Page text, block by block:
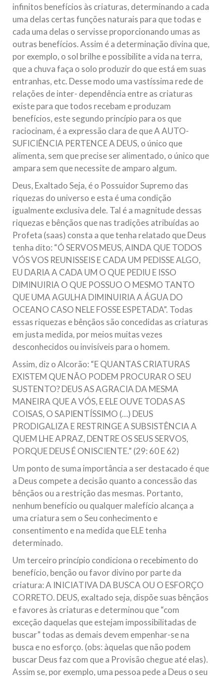
infinitos benefícios às criaturas, determinando a cada
uma delas certas funções naturais para que todas e
cada uma delas o servisse proporcionando umas as
outras benefícios. Assim é a determinação divina que,
por exemplo, o sol brilhe e possibilite a vida na terra,
que a chuva faça o solo produzir do que está em suas
entranhas, etc. Desse modo uma vastíssima rede de
relações de inter- dependência entre as criaturas
existe para que todos recebam e produzam
benefícios, este segundo princípio para os que
raciocinam, é a expressão clara de que A AUTO-
SUFICIÊNCIA PERTENCE A DEUS, o único que
alimenta, sem que precise ser alimentado, o único que
ampara sem que necessite de amparo algum.
Deus, Exaltado Seja, é o Possuidor Supremo das
riquezas do universo e esta é uma condição
igualmente exclusiva dele. Tal é a magnitude dessas
riquezas e bênçãos que nas tradições atribuídas ao
Profeta (saas) consta a que tenha relatado que Deus
tenha dito: “Ó SERVOS MEUS, AINDA QUE TODOS
VÓS VOS REUNISSEIS E CADA UM PEDISSE ALGO,
EU DARIA A CADA UM O QUE PEDIU E ISSO
DIMINUIRIA O QUE POSSUO O MESMO TANTO
QUE UMA AGULHA DIMINUIRIA A ÁGUA DO
OCEANO CASO NELE FOSSE ESPETADA”. Todas
essas riquezas e bênçãos são concedidas as criaturas
em justa medida, por meios muitas vezes
desconhecidos ou invisíveis para o homem.
Assim, diz o Alcorão: “E QUANTAS CRIATURAS
EXISTEM QUE NÃO PODEM PROCURAR O SEU
SUSTENTO? DEUS AS AGRACIA DA MESMA
MANEIRA QUE A VÓS, E ELE OUVE TODAS AS
COISAS, O SAPIENTÍSSIMO (…) DEUS
PRODIGALIZA E RESTRINGE A SUBSISTÊNCIA A
QUEM LHE APRAZ, DENTRE OS SEUS SERVOS,
PORQUE DEUS É ONISCIENTE.” (29: 60 E 62)
Um ponto de suma importância a ser destacado é que
a Deus compete a decisão quanto a concessão das
bênçãos ou a restrição das mesmas. Portanto,
nenhum benefício ou qualquer malefício alcança a
uma criatura sem o Seu conhecimento e
consentimento e na medida que ELE tenha
determinado.
Um terceiro princípio condiciona o recebimento do
benefício, benção ou favor divino por parte da
criatura: A INICIATIVA DA BUSCA OU O ESFORÇO
CORRETO. DEUS, exaltado seja, dispõe suas bênçãos
e favores às criaturas e determinou que “com
exceção daquelas que estejam impossibilitadas de
buscar” todas as demais devem empenhar-se na
busca e no esforço. (obs: àquelas que não podem
buscar Deus faz com que a Provisão chegue até elas).
Assim se, por exemplo, uma pessoa pede a Deus o seu